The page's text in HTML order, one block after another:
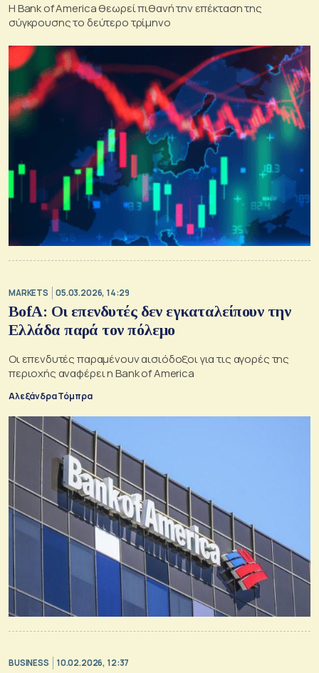
Η Bank of America θεωρεί πιθανή την επέκταση της
σύγκρουσης το δεύτερο τρίμηνο
MARKETS 05.03.2026, 14:29
BofA: Οι επενδυτές δεν εγκαταλείπουν την
Ελλάδα παρά τον πόλεμο
Οι επενδυτές παραμένουν αισιόδοξοι για τις αγορές της
περιοχής αναφέρει η Bank of America
Αλεξάνδρα Τόμπρα
BUSINESS 10.02.2026, 12:37